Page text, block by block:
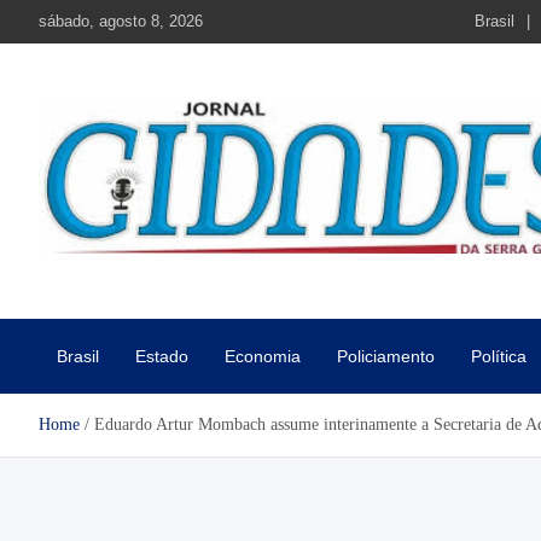
sábado, agosto 8, 2026 Brasil
Brasil Estado Economia Policiamento Política
Home Eduardo Artur Mombach assume interinamente a Secretaria de